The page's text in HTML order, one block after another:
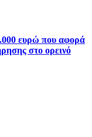
ευρώ που αφορά
στο ορεινό